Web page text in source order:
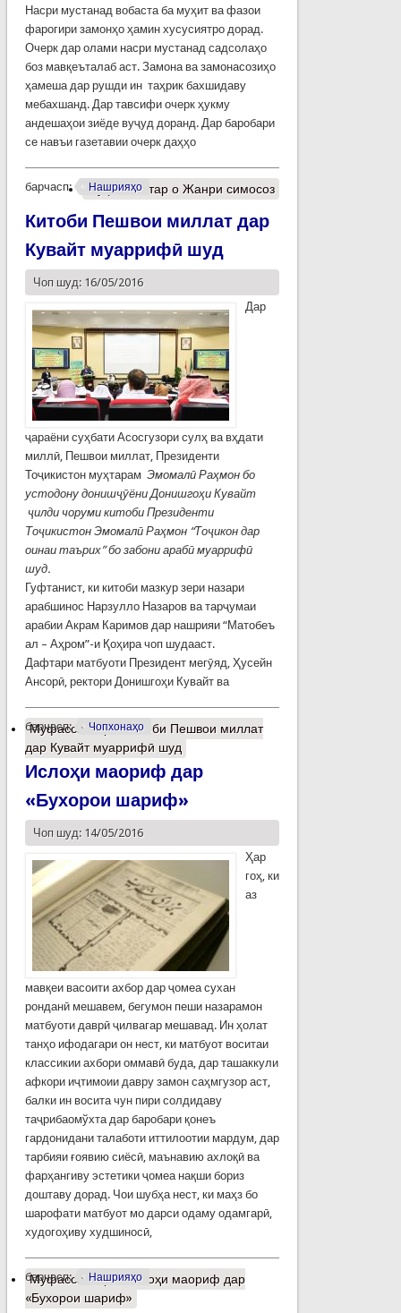
Насри мустанад вобаста ба муҳит ва фазои
фарогири замонҳо ҳамин хусусиятро дорад.
Очерк дар олами насри мустанад садсолаҳо
боз мавқеъталаб аст. Замона ва замонасозиҳо
ҳамеша дар рушди ин таҳрик бахшидаву
мебахшанд. Дар тавсифи очерк ҳукму
андешаҳои зиёде вуҷуд доранд. Дар баробари
се навъи газетавии очерк даҳҳо
барчасп: Нашрияҳо
Муфассалтар о Жанри симосоз
Китоби Пешвои миллат дар
Кувайт муаррифӣ шуд
Чоп шуд: 16/05/2016
Дар
ҷараёни суҳбати Асосгузори сулҳ ва вҳдати
миллӣ, Пешвои миллат, Президенти
Тоҷикистон муҳтарам Эмомалӣ Раҳмон бо
устодону донишҷӯёни Донишгоҳи Кувайт
ҷилди чоруми китоби Президенти
Тоҷикистон Эмомалӣ Раҳмон “Тоҷикон дар
оинаи таърих” бо забони арабӣ муаррифӣ
шуд.
Гуфтанист, ки китоби мазкур зери назари
арабшинос Нарзулло Назаров ва тарҷумаи
арабии Акрам Каримов дар нашрияи “Матобеъ
ал – Аҳром”-и Қоҳира чоп шудааст.
Дафтари матбуоти Президент мегӯяд, Ҳусейн
Ансорӣ, ректори Донишгоҳи Кувайт ва
барчасп: Чопхонаҳо
Муфассалтаро Китоби Пешвои миллат
дар Кувайт муаррифӣ шуд
Ислоҳи маориф дар
«Бухорои шариф»
Чоп шуд: 14/05/2016
Ҳар
гоҳ, ки
аз
мавқеи васоити ахбор дар ҷомеа сухан
ронданӣ мешавем, бегумон пеши назарамон
матбуоти даврӣ ҷилвагар мешавад. Ин ҳолат
танҳо ифодагари он нест, ки матбуот воситаи
классикии ахбори оммавӣ буда, дар ташаккули
афкори иҷтимоии давру замон саҳмгузор аст,
балки ин восита чун пири солдидаву
таҷрибаомўхта дар баробари қонеъ
гардонидани талаботи иттилоотии мардум, дар
тарбияи ғоявию сиёсӣ, маънавию ахлоқӣ ва
фарҳангиву эстетики ҷомеа нақши бориз
доштаву дорад. Чои шубҳа нест, ки маҳз бо
шарофати матбуот мо дарси одаму одамгарӣ,
худогоҳиву худшиносӣ,
барчасп: Нашрияҳо
Муфассалтаро Ислоҳи маориф дар
«Бухорои шариф»